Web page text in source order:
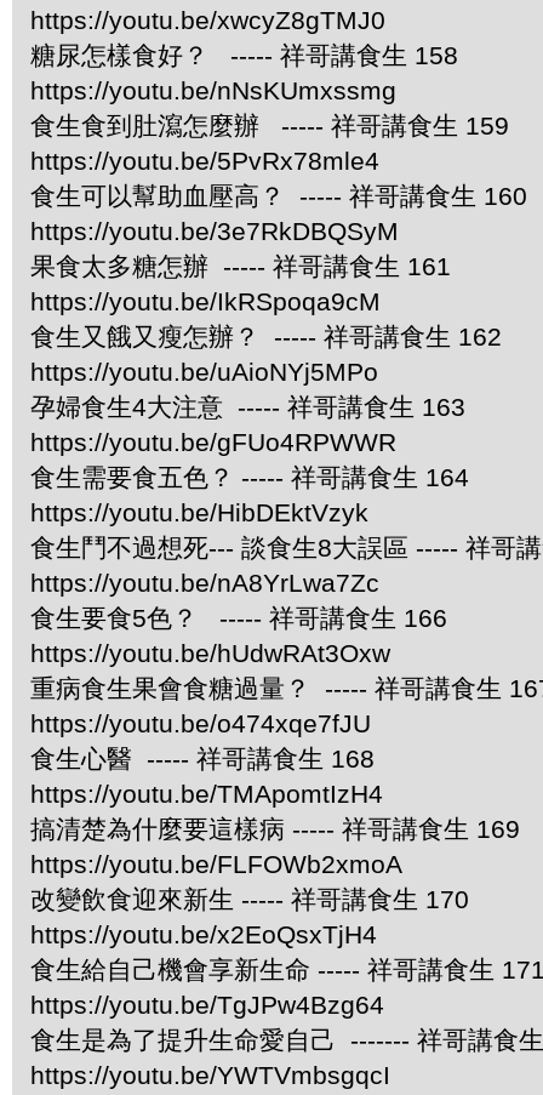
https://youtu.be/xwcyZ8gTMJ0
糖尿怎樣食好？ ----- 祥哥講食生 158
https://youtu.be/nNsKUmxssmg
食生食到肚瀉怎麼辦 ----- 祥哥講食生 159
https://youtu.be/5PvRx78mle4
食生可以幫助血壓高？ ----- 祥哥講食生 160
https://youtu.be/3e7RkDBQSyM
果食太多糖怎辦 ----- 祥哥講食生 161
https://youtu.be/IkRSpoqa9cM
食生又餓又瘦怎辦？ ----- 祥哥講食生 162
https://youtu.be/uAioNYj5MPo
孕婦食生4大注意 ----- 祥哥講食生 163
https://youtu.be/gFUo4RPWWR
食生需要食五色？ ----- 祥哥講食生 164
https://youtu.be/HibDEktVzyk
食生鬥不過想死--- 談食生8大誤區 ----- 祥哥
https://youtu.be/nA8YrLwa7Zc
食生要食5色？ ----- 祥哥講食生 166
https://youtu.be/hUdwRAt3Oxw
重病食生果會食糖過量？ ----- 祥哥講食生
https://youtu.be/o474xqe7fJU
食生心醫 ----- 祥哥講食生 168
https://youtu.be/TMApomtIzH4
搞清楚為什麼要這樣病 ----- 祥哥講食生 169
https://youtu.be/FLFOWb2xmoA
改變飲食迎來新生 ----- 祥哥講食生 170
https://youtu.be/x2EoQsxTjH4
食生給自己機會享新生命 ----- 祥哥講食生
https://youtu.be/TgJPw4Bzg64
食生是為了提升生命愛自己 ------- 祥哥講食
https://youtu.be/YWTVmbsgqcI